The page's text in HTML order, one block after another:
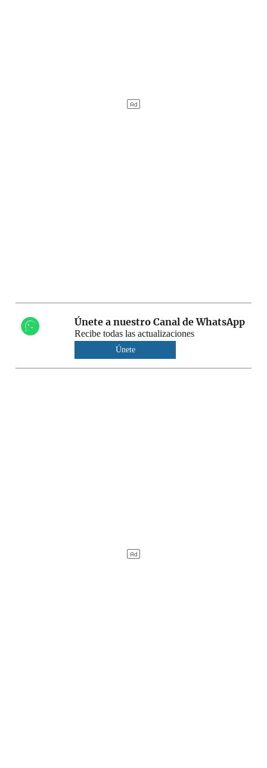
Únete a nuestro Canal de WhatsApp
Recibe todas las actualizaciones
Únete